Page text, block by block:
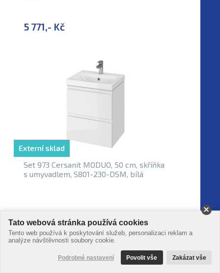
5 771,- Kč
Set 973 Cersanit MODUO, 50 cm, skříňka
s umyvadlem, S801-230-DSM, bílá
Externí sklad
Tato webová stránka používá cookies
Tento web používá k poskytování služeb, personalizaci reklam a
analýze návštěvnosti soubory cookie.
Podrobné nastavení Povolit vše Zakázat vše